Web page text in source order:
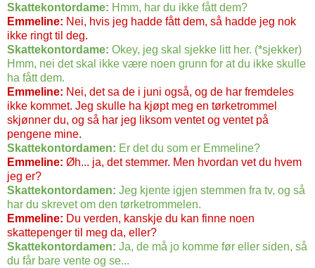
Skattekontordame: Hmm, har du ikke fått dem?
Emmeline: Nei, hvis jeg hadde fått dem, så hadde jeg nok
ikke ringt til deg.
Skattekontordame: Okey, jeg skal sjekke litt her. (*sjekker)
Hmm, nei det skal ikke være noen grunn for at du ikke skulle
ha fått dem.
Emmeline: Nei, det sa de i juni også, og de har fremdeles
ikke kommet. Jeg skulle ha kjøpt meg en tørketrommel
skjønner du, og så har jeg liksom ventet og ventet på
pengene mine.
Skattekontordamen: Er det du som er Emmeline?
Emmeline: Øh... ja, det stemmer. Men hvordan vet du hvem
jeg er?
Skattekontordamen: Jeg kjente igjen stemmen fra tv, og så
har du skrevet om den tørketrommelen.
Emmeline: Du verden, kanskje du kan finne noen
skattepenger til meg da, eller?
Skattekontordamen: Ja, de må jo komme før eller siden, så
du får bare vente og se...